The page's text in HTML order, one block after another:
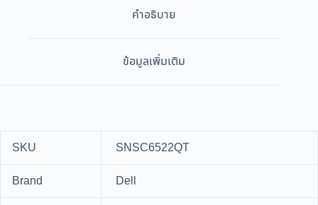
คำอธิบาย
ข้อมูลเพิ่มเติม
SKU
SNSC6522QT
Brand
Dell